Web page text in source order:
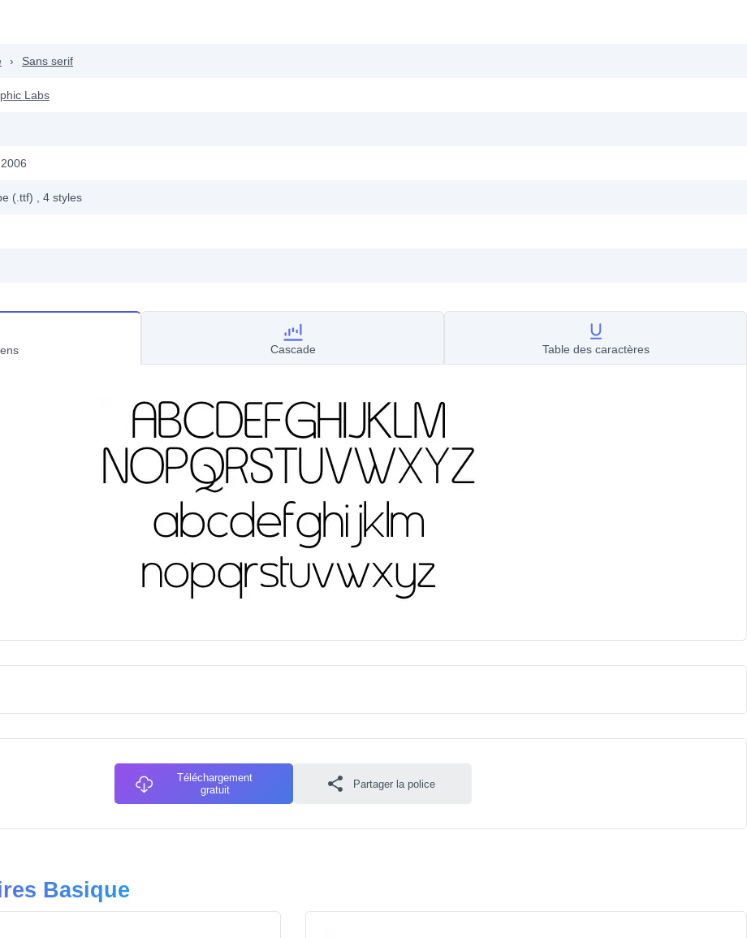
› Sans serif
Labs
(.ttf) , 4 styles
Cascade Table des caractères
Téléchargement
gratuit
Partager la police
Basique